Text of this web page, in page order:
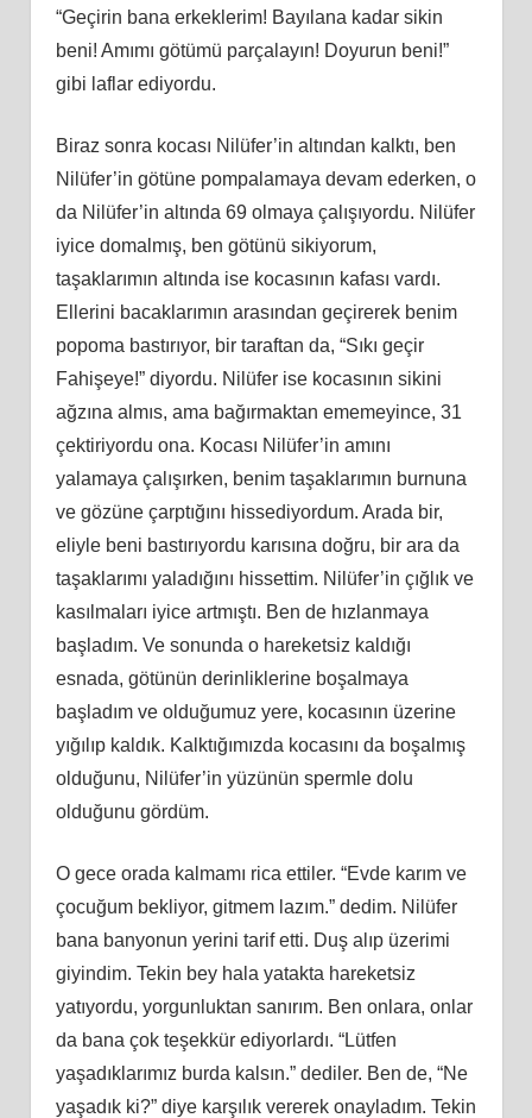
“Geçirin bana erkeklerim! Bayılana kadar sikin
beni! Amımı götümü parçalayın! Doyurun beni!”
gibi laflar ediyordu.
Biraz sonra kocası Nilüfer’in altından kalktı, ben
Nilüfer’in götüne pompalamaya devam ederken, o
da Nilüfer’in altında 69 olmaya çalışıyordu. Nilüfer
iyice domalmış, ben götünü sikiyorum,
taşaklarımın altında ise kocasının kafası vardı.
Ellerini bacaklarımın arasından geçirerek benim
popoma bastırıyor, bir taraftan da, “Sıkı geçir
Fahişeye!” diyordu. Nilüfer ise kocasının sikini
ağzına almıs, ama bağırmaktan ememeyince, 31
çektiriyordu ona. Kocası Nilüfer’in amını
yalamaya çalışırken, benim taşaklarımın burnuna
ve gözüne çarptığını hissediyordum. Arada bir,
eliyle beni bastırıyordu karısına doğru, bir ara da
taşaklarımı yaladığını hissettim. Nilüfer’in çığlık ve
kasılmaları iyice artmıştı. Ben de hızlanmaya
başladım. Ve sonunda o hareketsiz kaldığı
esnada, götünün derinliklerine boşalmaya
başladım ve olduğumuz yere, kocasının üzerine
yığılıp kaldık. Kalktığımızda kocasını da boşalmış
olduğunu, Nilüfer’in yüzünün spermle dolu
olduğunu gördüm.
O gece orada kalmamı rica ettiler. “Evde karım ve
çocuğum bekliyor, gitmem lazım.” dedim. Nilüfer
bana banyonun yerini tarif etti. Duş alıp üzerimi
giyindim. Tekin bey hala yatakta hareketsiz
yatıyordu, yorgunluktan sanırım. Ben onlara, onlar
da bana çok teşekkür ediyorlardı. “Lütfen
yaşadıklarımız burda kalsın.” dediler. Ben de, “Ne
yaşadık ki?” diye karşılık vererek onayladım. Tekin